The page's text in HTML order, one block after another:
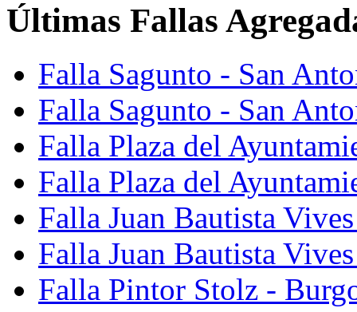
Últimas Fallas
Falla Sagunto - San
Falla Sagunto - San
Falla Plaza del
Falla Plaza del
Falla Juan Bautista
Falla Juan Bautista
Falla Pintor Stolz -